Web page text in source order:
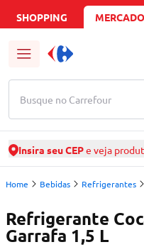
SHOPPING MERCADO
Busque no Carrefour
Insira seu CEPe veja
Home Bebidas Refrigerantes
Refrigerante
Garrafa 1,5 L